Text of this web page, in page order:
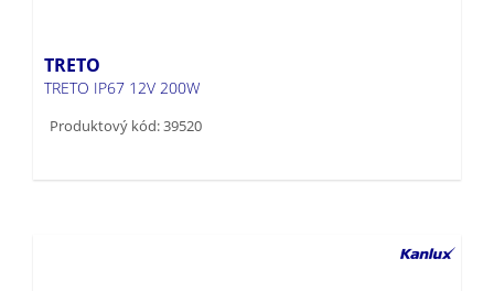
TRETO
TRETO IP67 12V 200W
Produktový kód: 39520